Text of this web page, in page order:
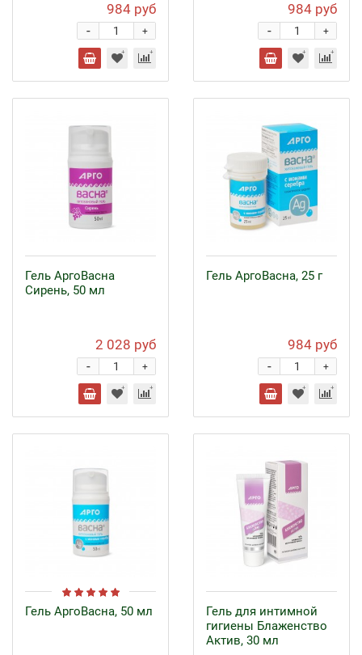
984 руб
+
-
984 руб
+
-
Гель АргоВасна
Сирень, 50 мл
2 028 руб
+
-
Гель АргоВасна, 25 г
984 руб
+
-
Гель АргоВасна, 50 мл
Гель для интимной
гигиены Блаженство
Актив, 30 мл